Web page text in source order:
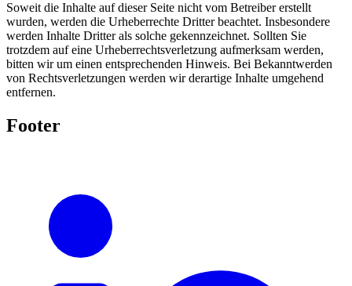
Soweit die Inhalte auf dieser Seite nicht vom Betreiber erstellt
wurden, werden die Urheberrechte Dritter beachtet. Insbesondere
werden Inhalte Dritter als solche gekennzeichnet. Sollten Sie
trotzdem auf eine Urheberrechtsverletzung aufmerksam werden,
bitten wir um einen entsprechenden Hinweis. Bei Bekanntwerden
von Rechtsverletzungen werden wir derartige Inhalte umgehend
entfernen.
Footer